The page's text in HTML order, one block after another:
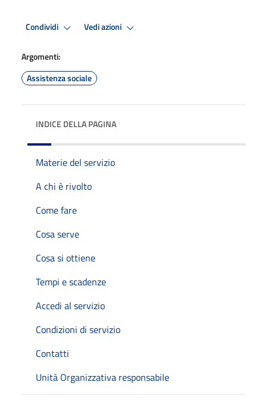
Condividi Vedi azioni
Argomenti:
Assistenza sociale
INDICE DELLA PAGINA
Materie del servizio
A chi è rivolto
Come fare
Cosa serve
Cosa si ottiene
Tempi e scadenze
Accedi al servizio
Condizioni di servizio
Contatti
Unità Organizzativa responsabile